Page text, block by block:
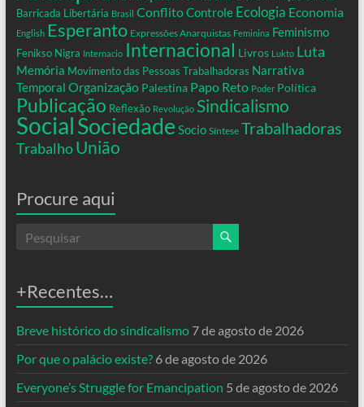
Barricada Libertária Brasil ConflitoControle Ecologia Economia
English Esperanto Expressões Anarquistas Feminina Feminismo
Fenikso Nigra Internacio Internacional Livros Lukto Luta
Memória Movimento das Pessoas Trabalhadoras Narrativa
Temporal Organização Palestina Papo Reto Poder Política
Publicação Reflexão Revolução Sindicalismo
SocialSociedade Socio Síntese Trabalhadoras
Trabalho União
Procure aqui
+Recentes…
Breve histórico do sindicalismo 7 de agosto de 2026
Por que o palácio existe? 6 de agosto de 2026
Everyone’s Struggle for Emancipation 5 de agosto de 2026